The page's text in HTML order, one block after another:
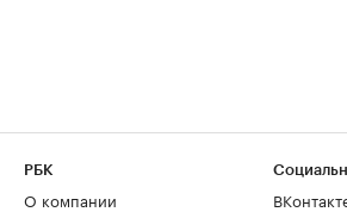
РБК
О компании